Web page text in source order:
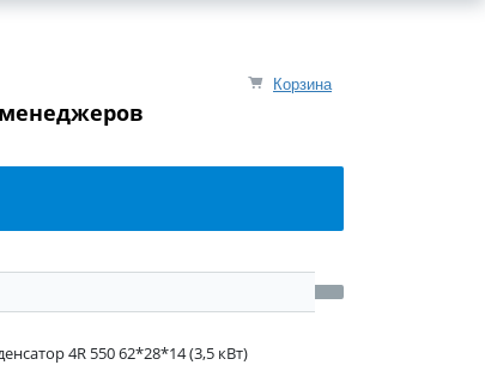
Корзина
4R 550 62*28*14 (3,5 кВт)